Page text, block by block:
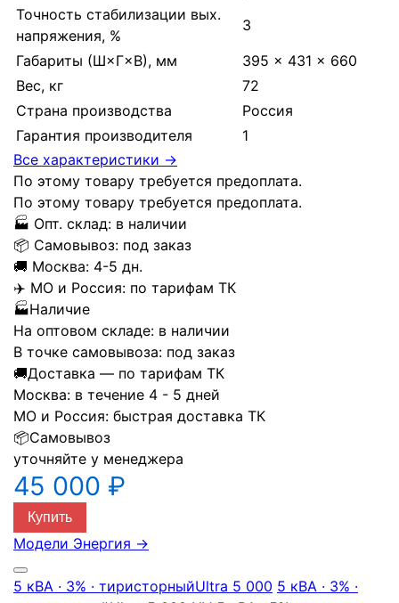
Точность стабилизации вых.
напряжения, %
3
Габариты (Ш×Г×В), мм
395 × 431 × 660
Вес, кг
72
Страна производства
Россия
Гарантия производителя
1
Все характеристики →
По этому товару требуется предоплата.
По этому товару требуется предоплата.
🏭 Опт. склад: в наличии
📦 Самовывоз: под заказ
🚚 Москва: 4-5 дн.
✈️ МО и Россия: по тарифам ТК
🏭Наличие
На оптовом складе: в наличии
В точке самовывоза: под заказ
🚚Доставка — по тарифам ТК
Москва: в течение 4 - 5 дней
МО и Россия: быстрая доставка ТК
📦Самовывоз
уточняйте у менеджера
45 000 ₽
Купить
Модели Энергия →
5 кВА · 3% · тиристорныйUltra 5 000 5 кВА · 3% ·